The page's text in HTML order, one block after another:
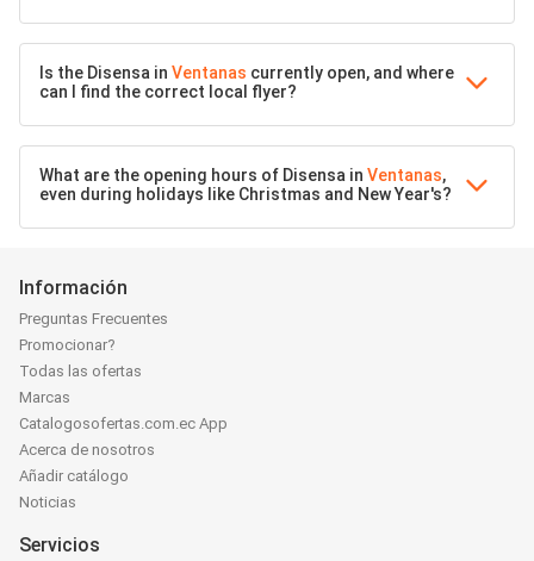
Is the Disensa in Ventanas currently open, and where
can I find the correct local flyer?
What are the opening hours of Disensa in Ventanas,
even during holidays like Christmas and New Year's?
Información
Preguntas Frecuentes
Promocionar?
Todas las ofertas
Marcas
Catalogosofertas.com.ec App
Acerca de nosotros
Añadir catálogo
Noticias
Servicios